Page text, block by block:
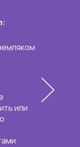
или